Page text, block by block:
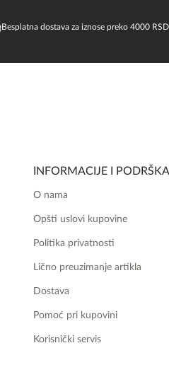
Besplatna dostava za iznose preko 4000 RSD
INFORMACIJE I PODRŠKA
O nama
Opšti uslovi kupovine
Politika privatnosti
Lično preuzimanje artikla
Dostava
Pomoć pri kupovini
Korisnički servis